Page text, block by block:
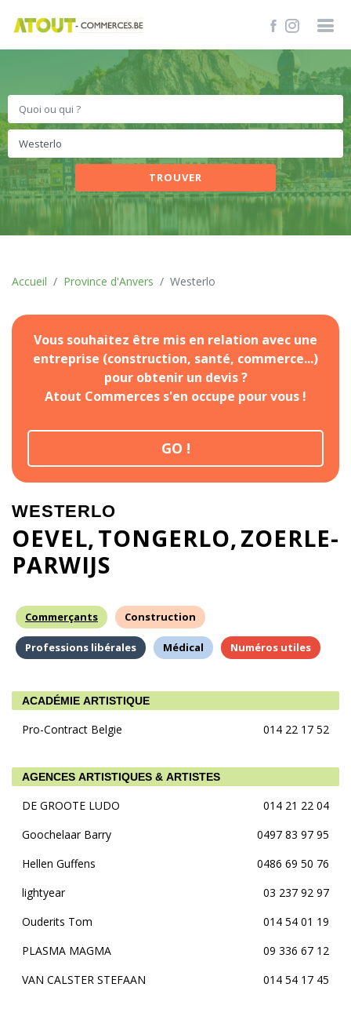
TROUVER
Accueil Province d'Anvers Westerlo
Vous souhaitez être mis en relation avec une
entreprise (construction, santé, commerce...)
pour obtenir un devis ?
Atout Commerces s'en occupe pour vous !
GO !
WESTERLO
OEVEL TONGERLO ZOERLE-
PARWIJS
Commerçants Construction
Professions libérales Médical Numéros utiles
ACADÉMIE ARTISTIQUE
Pro-Contract Belgie 014 22 17 52
AGENCES ARTISTIQUES & ARTISTES
DE GROOTE LUDO
014 21 22 04
Goochelaar Barry
0497 83 97 95
Hellen Guffens
0486 69 50 76
lightyear
03 237 92 97
Ouderits Tom
014 54 01 19
PLASMA MAGMA
09 336 67 12
VAN CALSTER STEFAAN
014 54 17 45